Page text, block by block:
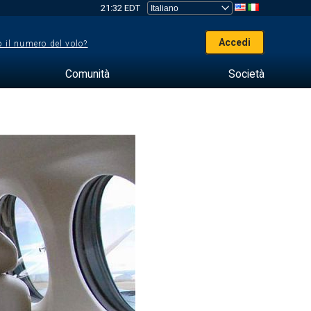
21:32 EDT
il numero del volo? Accedi
Comunità Società